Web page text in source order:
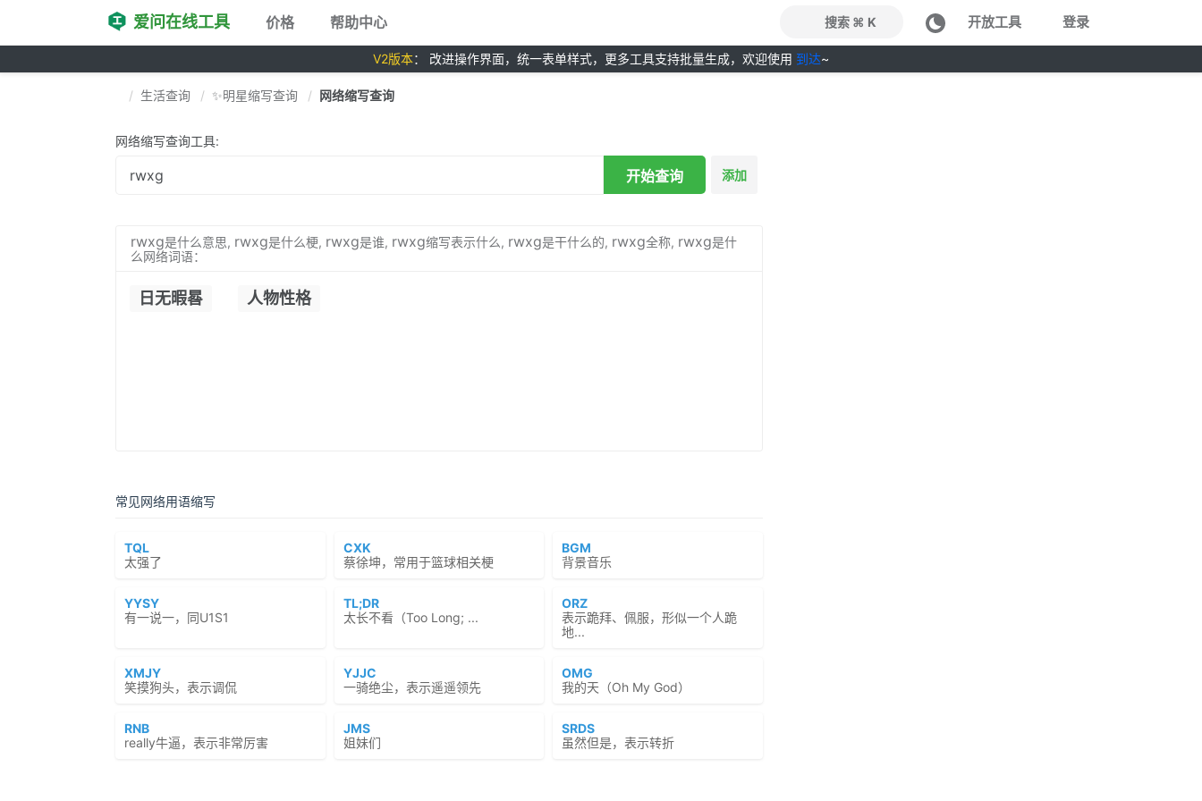
爱问在线工具 价格 帮助中心 搜索 ⌘ K 开放工具 登录
V2版本： 改进操作界面，统一表单样式，更多工具支持批量生成，欢迎使用 到达~
生活查询 ✨明星缩写查询 网络缩写查询
网络缩写查询工具:
开始查询 添加
rwxg是什么意思, rwxg是什么梗, rwxg是谁, rwxg缩写表示什么, rwxg是干什么的, rwxg全称, rwxg是什
么网络词语：
日无暇晷 人物性格
常见网络用语缩写
TQL
太强了
CXK
蔡徐坤，常用于篮球相关梗
BGM
背景音乐
YYSY
有一说一，同U1S1
TL;DR
太长不看（Too Long; ...
ORZ
表示跪拜、佩服，形似一个人跪
地...
XMJY
笑摸狗头，表示调侃
YJJC
一骑绝尘，表示遥遥领先
OMG
我的天（Oh My God）
RNB
really牛逼，表示非常厉害
JMS
姐妹们
SRDS
虽然但是，表示转折